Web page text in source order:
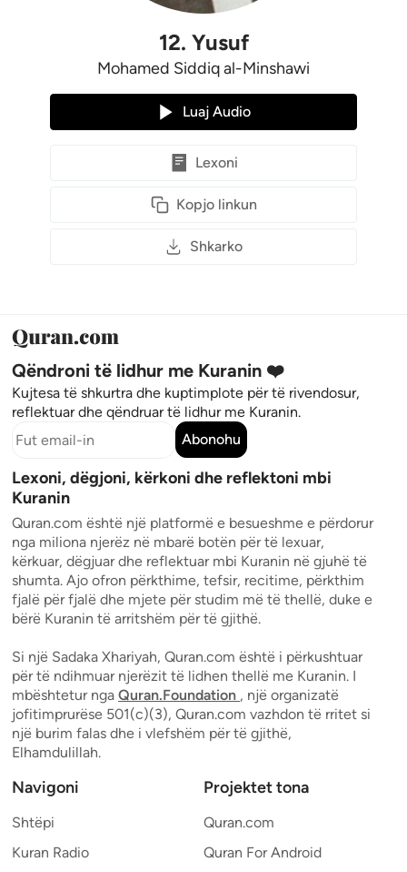
12. Yusuf
Mohamed Siddiq al-Minshawi
Luaj Audio
Lexoni
Kopjo linkun
Shkarko
Qëndroni të lidhur me Kuranin ❤️
Kujtesa të shkurtra dhe kuptimplote për të rivendosur,
reflektuar dhe qëndruar të lidhur me Kuranin.
Abonohu
Lexoni, dëgjoni, kërkoni dhe reflektoni mbi
Kuranin
Quran.com është një platformë e besueshme e përdorur
nga miliona njerëz në mbarë botën për të lexuar,
kërkuar, dëgjuar dhe reflektuar mbi Kuranin në gjuhë të
shumta. Ajo ofron përkthime, tefsir, recitime, përkthim
fjalë për fjalë dhe mjete për studim më të thellë, duke e
bërë Kuranin të arritshëm për të gjithë.
Si një Sadaka Xhariyah, Quran.com është i përkushtuar
për të ndihmuar njerëzit të lidhen thellë me Kuranin. I
mbështetur nga Quran.Foundation , një organizatë
jofitimprurëse 501(c)(3), Quran.com vazhdon të rritet si
një burim falas dhe i vlefshëm për të gjithë,
Elhamdulillah.
Navigoni
Shtëpi
Kuran Radio
Projektet tona
Quran.com
Quran For Android